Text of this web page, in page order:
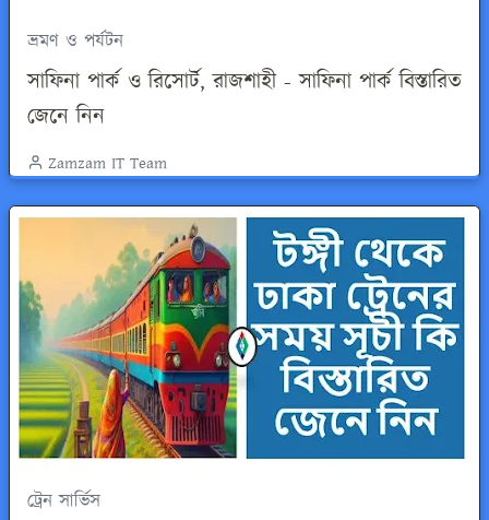
ভ্রমণ ও পর্যটন
সাফিনা পার্ক ও রিসোর্ট, রাজশাহী - সাফিনা পার্ক বিস্তারিত
জেনে নিন
Zamzam IT Team
ট্রেন সার্ভিস